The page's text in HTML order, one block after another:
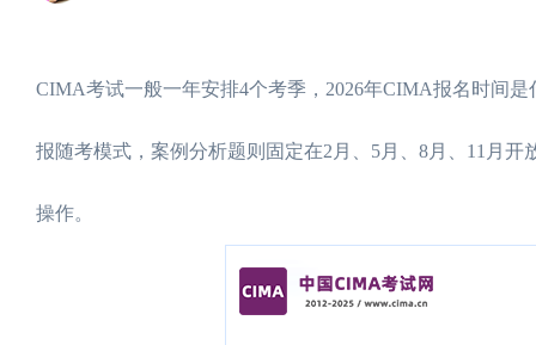
CIMA考试一般一年安排4个考季，2026年CIMA报名时间
报随考模式，案例分析题则固定在2月、5月、8月、11月
操作。